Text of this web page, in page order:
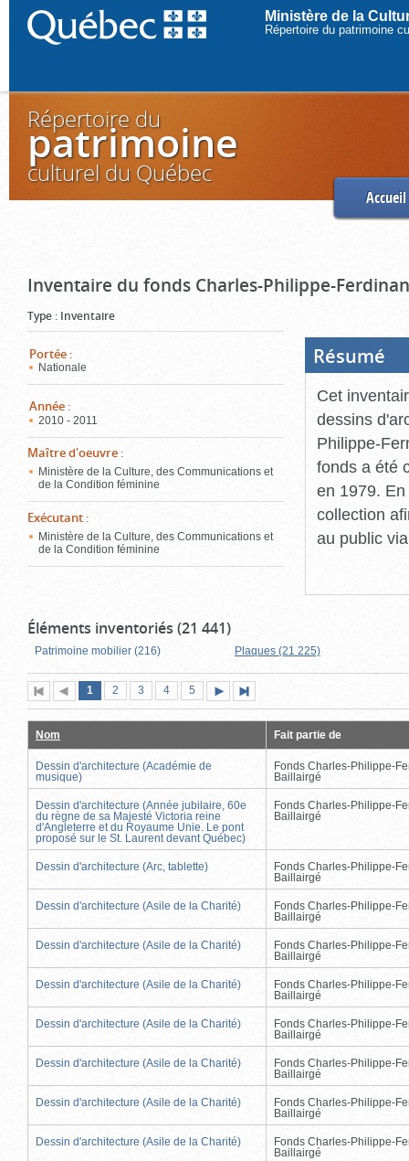
Ministère de la
Répertoire du patrimoine
Répertoire du
patrimoine
culturel du Québec
Accueil
Inventaire du fonds Charles-Philippe-
Type : Inventaire
Portée :
Nationale
Année :
2010 - 2011
Maître d'oeuvre :
Ministère de la Culture, des Communications et
de la Condition féminine
Exécutant :
Ministère de la Culture, des Communications et
de la Condition féminine
Résumé
Cet
dessins
Philippe-
fonds a été
en 1979.
collection
au public
Éléments inventoriés (21 441)
Patrimoine mobilier (216) Plaques (21 225)
Première
page
Page
précédente
Page
1 (page
actuelle)
Page
2 Page
3 Page
4 Page
5
suivante
page
Nom Fait partie de
Dessin d'architecture (Académie de
musique)
Fonds Charles-Philippe-
Baillairgé
Dessin d'architecture (Année jubilaire, 60e
du règne de sa Majesté Victoria reine
d'Angleterre et du Royaume Unie. Le pont
proposé sur le St. Laurent devant Québec)
Fonds Charles-Philippe-
Baillairgé
Dessin d'architecture (Arc, tablette)
Fonds Charles-Philippe-
Baillairgé
Dessin d'architecture (Asile de la Charité)
Fonds Charles-Philippe-
Baillairgé
Dessin d'architecture (Asile de la Charité)
Fonds Charles-Philippe-
Baillairgé
Dessin d'architecture (Asile de la Charité)
Fonds Charles-Philippe-
Baillairgé
Dessin d'architecture (Asile de la Charité)
Fonds Charles-Philippe-
Baillairgé
Dessin d'architecture (Asile de la Charité)
Fonds Charles-Philippe-
Baillairgé
Dessin d'architecture (Asile de la Charité)
Fonds Charles-Philippe-
Baillairgé
Dessin d'architecture (Asile de la Charité)
Fonds Charles-Philippe-
Baillairgé